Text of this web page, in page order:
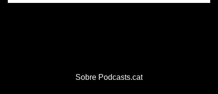
Sobre Podcasts.cat